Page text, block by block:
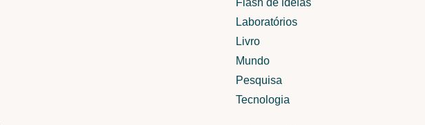
Flash de ideias
Laboratórios
Livro
Mundo
Pesquisa
Tecnologia